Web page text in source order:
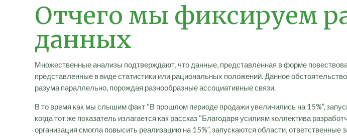
Отчего мы фиксируем
данных
Множественные анализы подтверждают, что данные, представленная в форме
представленные в виде статистики или рациональных положений. Данное
разума параллельно, порождая разнообразные ассоциативные связи.
В то время как мы слышим факт “В прошлом периоде продажи увеличились на 15%”,
когда тот же показатель излагается как рассказ “Благодаря усилиям коллектива
организация смогла повысить реализацию на 15%”, запускаются области,